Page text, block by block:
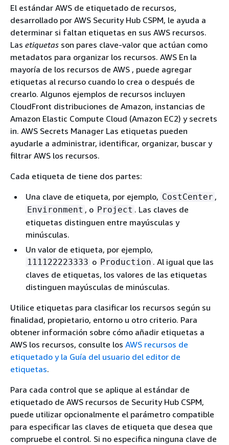
El estándar AWS de etiquetado de recursos,
desarrollado por AWS Security Hub CSPM, le ayuda a
determinar si faltan etiquetas en sus AWS recursos.
Las etiquetas son pares clave-valor que actúan como
metadatos para organizar los recursos. AWS En la
mayoría de los recursos de AWS , puede agregar
etiquetas al recurso cuando lo crea o después de
crearlo. Algunos ejemplos de recursos incluyen
CloudFront distribuciones de Amazon, instancias de
Amazon Elastic Compute Cloud (Amazon EC2) y secrets
in. AWS Secrets Manager Las etiquetas pueden
ayudarle a administrar, identificar, organizar, buscar y
filtrar AWS los recursos.
Cada etiqueta de tiene dos partes:
Una clave de etiqueta, por ejemplo, CostCenter ,
Environment , o Project . Las claves de
etiquetas distinguen entre mayúsculas y
minúsculas.
Un valor de etiqueta, por ejemplo,
111122223333 o Production . Al igual que las
claves de etiquetas, los valores de las etiquetas
distinguen mayúsculas de minúsculas.
Utilice etiquetas para clasificar los recursos según su
finalidad, propietario, entorno u otro criterio. Para
obtener información sobre cómo añadir etiquetas a
AWS los recursos, consulte los AWS recursos de
etiquetado y la Guía del usuario del editor de
etiquetas.
Para cada control que se aplique al estándar de
etiquetado de AWS recursos de Security Hub CSPM,
puede utilizar opcionalmente el parámetro compatible
para especificar las claves de etiqueta que desea que
compruebe el control. Si no especifica ninguna clave de